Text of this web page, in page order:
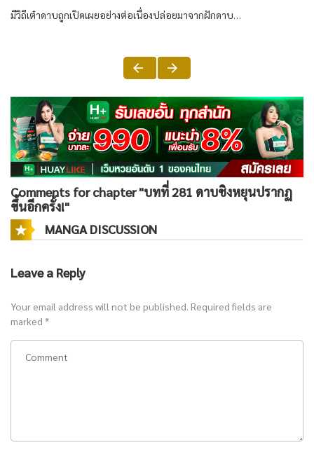
มีวิถีเต๋าดาบถูกเปิดเผยอย่างต่อเนื่องปล่อยมาจากฝักดาบ…
Comments for chapter "บทที่ 281 ดาบชิงหยุนปรากฏ
ขึ้นอีกครั้ง!"
MANGA DISCUSSION
Leave a Reply
Your email address will not be published. Required fields are
marked *